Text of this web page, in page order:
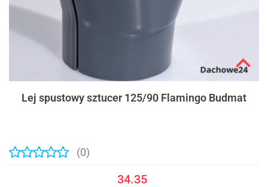
Lej spustowy sztucer 125/90 Flamingo Budmat
(0)
34.35